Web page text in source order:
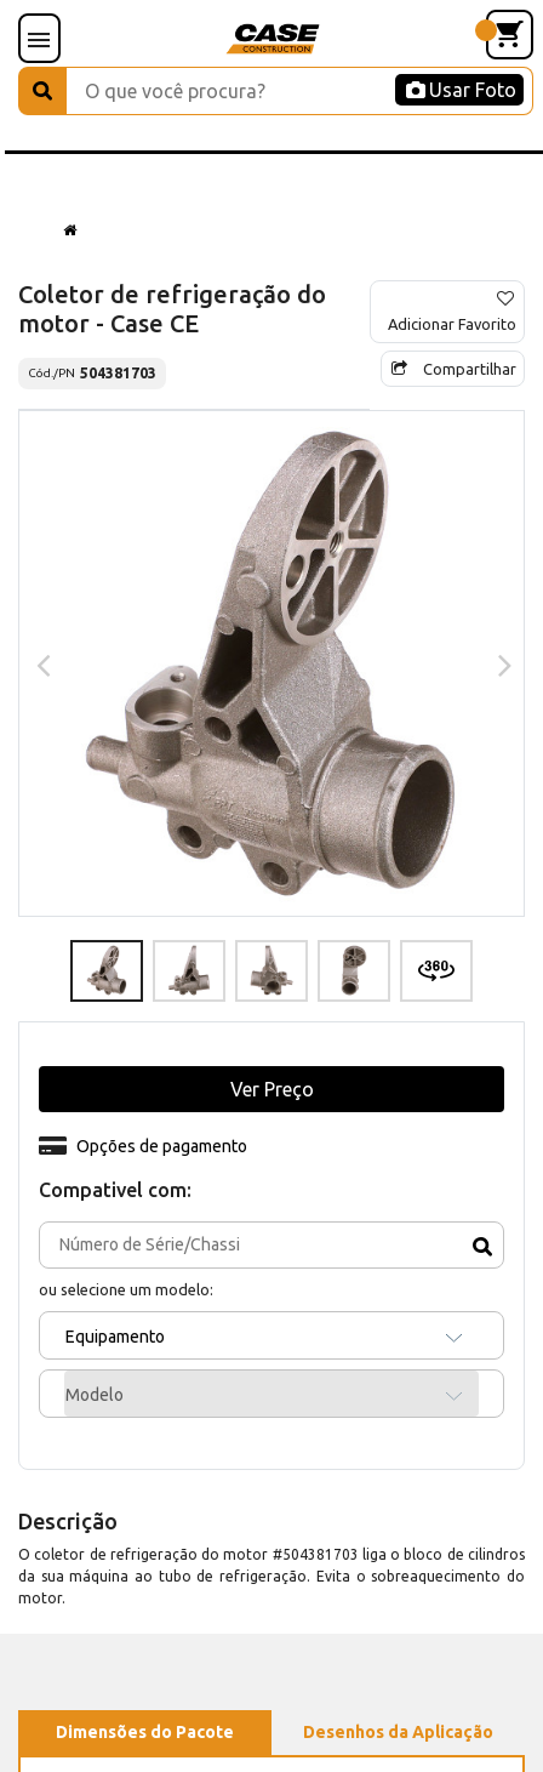
Usar Foto
Coletor de refrigeração do
motor - Case CE
Cód./PN 504381703
Adicionar Favorito
Compartilhar
Compativel com:
ou selecione um modelo:
Equipamento
Modelo
Opções de pagamento
Ver Preço
Descrição
O coletor de refrigeração do motor #504381703 liga o bloco de cilindros
da sua máquina ao tubo de refrigeração. Evita o sobreaquecimento do
motor.
Dimensões do Pacote Desenhos da Aplicação